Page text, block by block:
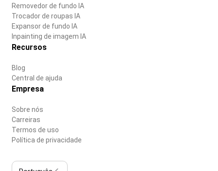
Removedor de fundo IA
Trocador de roupas IA
Expansor de fundo IA
Inpainting de imagem IA
Recursos
Blog
Central de ajuda
Empresa
Sobre nós
Carreiras
Termos de uso
Política de privacidade